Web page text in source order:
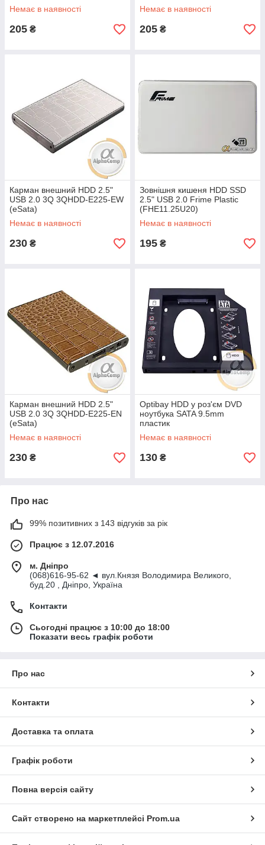
Немає в наявності
205 ₴
Немає в наявності
205 ₴
Карман внешний HDD 2.5"
USB 2.0 3Q 3QHDD-E225-EW
(eSata)
Немає в наявності
230 ₴
Зовнішня кишеня HDD SSD
2.5" USB 2.0 Frime Plastic
(FHE11.25U20)
Немає в наявності
195 ₴
Карман внешний HDD 2.5"
USB 2.0 3Q 3QHDD-E225-EN
(eSata)
Немає в наявності
230 ₴
Optibay HDD у роз'єм DVD
ноутбука SATA 9.5mm
пластик
Немає в наявності
130 ₴
Про нас
99% позитивних з 143 відгуків за рік
Працює з 12.07.2016
м. Дніпро
(068)616-95-62 ◄ вул.Князя Володимира Великого,
буд.20 , Дніпро, Україна
Контакти
Сьогодні працює з 10:00 до 18:00
Показати весь графік роботи
Про нас
Контакти
Доставка та оплата
Графік роботи
Повна версія сайту
Сайт створено на маркетплейсі Prom.ua